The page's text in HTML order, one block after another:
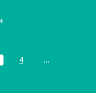
Página
4 ...Páginas